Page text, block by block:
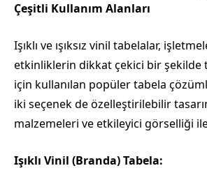
Çeşitli Kullanım Alanları
Işıklı ve ışıksız vinil tabelalar,
etkinliklerin dikkat çekici bir şekilde
için kullanılan popüler tabela
iki seçenek de özelleştirilebilir
malzemeleri ve etkileyici görselliği ile
Işıklı Vinil (Branda) Tabela: